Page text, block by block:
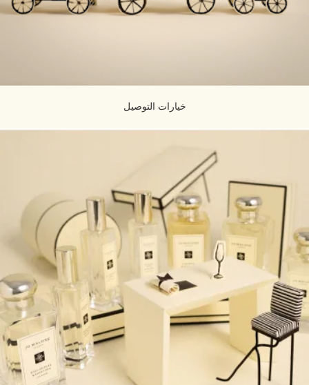
خيارات التوصيل